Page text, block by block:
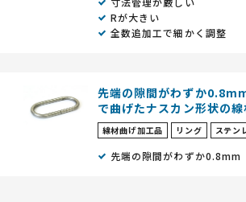
Rが大きい
全数追加工で細かく調整
先端の隙間がわずか
で曲げたナスカン形状の
線材曲げ加工品 リング ステン
先端の隙間がわずか0.8mm